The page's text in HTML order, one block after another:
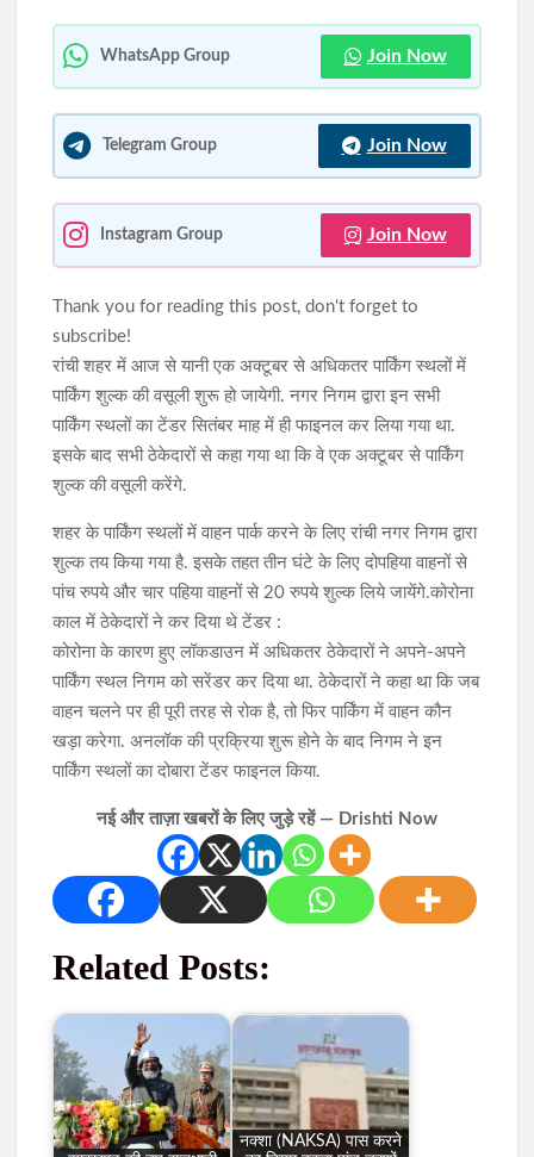
‘जब तक चांद-सूरज रहेगा, निर्मल महतो तेरा नाम रहेगा’
गिरफ्तार
WhatsApp Group Join Now
Telegram Group Join Now
Instagram Group Join Now
Thank you for reading this post, don't forget to
subscribe!
रांची शहर में आज से यानी एक अक्टूबर से अधिकतर पार्किंग स्थलों में
पार्किंग शुल्क की वसूली शुरू हो जायेगी. नगर निगम द्वारा इन सभी
पार्किंग स्थलों का टेंडर सितंबर माह में ही फाइनल कर लिया गया था.
इसके बाद सभी ठेकेदारों से कहा गया था कि वे एक अक्टूबर से पार्किंग
शुल्क की वसूली करेंगे.
शहर के पार्किंग स्थलों में वाहन पार्क करने के लिए रांची नगर निगम द्वारा
शुल्क तय किया गया है. इसके तहत तीन घंटे के लिए दोपहिया वाहनों से
पांच रुपये और चार पहिया वाहनों से 20 रुपये शुल्क लिये जायेंगे.कोरोना
काल में ठेकेदारों ने कर दिया थे टेंडर :
कोरोना के कारण हुए लॉकडाउन में अधिकतर ठेकेदारों ने अपने-अपने
पार्किंग स्थल निगम को सरेंडर कर दिया था. ठेकेदारों ने कहा था कि जब
वाहन चलने पर ही पूरी तरह से रोक है, तो फिर पार्किंग में वाहन कौन
खड़ा करेगा. अनलॉक की प्रक्रिया शुरू होने के बाद निगम ने इन
पार्किंग स्थलों का दोबारा टेंडर फाइनल किया.
नई और ताज़ा खबरों के लिए जुड़े रहें — Drishti Now
Related Posts:
नक्शा (NAKSA) पास करने